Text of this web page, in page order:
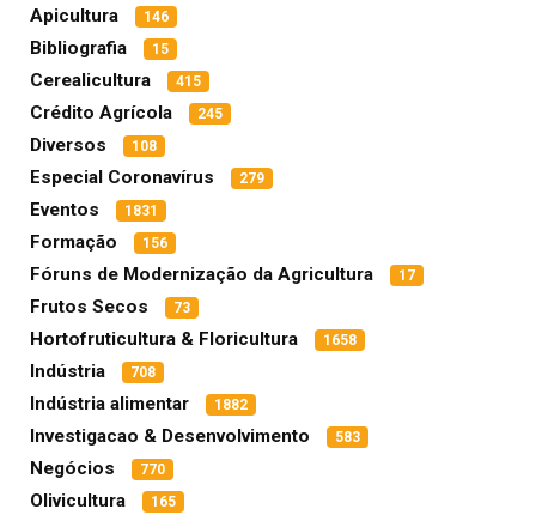
Apicultura 146
Bibliografia 15
Cerealicultura 415
Crédito Agrícola 245
Diversos 108
Especial Coronavírus 279
Eventos 1831
Formação 156
Fóruns de Modernização da Agricultura 17
Frutos Secos 73
Hortofruticultura & Floricultura 1658
Indústria 708
Indústria alimentar 1882
Investigacao & Desenvolvimento 583
Negócios 770
Olivicultura 165